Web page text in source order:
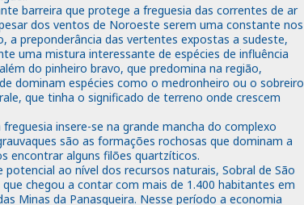
barreira que protege a freguesia das correntes de ar
dos ventos de Noroeste serem uma constante nos
a preponderância das vertentes expostas a sudeste,
uma mistura interessante de espécies de influência
do pinheiro bravo, que predomina na região,
dominam espécies como o medronheiro ou o sobreiro
que tinha o significado de terreno onde crescem
insere-se na grande mancha do complexo
são as formações rochosas que dominam a
encontrar alguns filões quartzíticos.
ao nível dos recursos naturais, Sobral de São
chegou a contar com mais de 1.400 habitantes em
Minas da Panasqueira. Nesse período a economia